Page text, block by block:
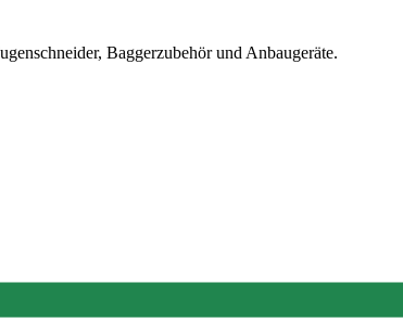
Baggerzubehör und Anbaugeräte.